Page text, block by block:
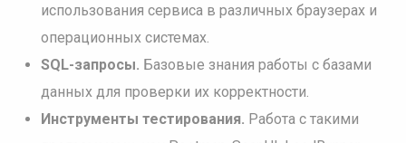
использования сервиса в различных браузерах и
операционных системах.
SQL-запросы. Базовые знания работы с базами
данных для проверки их корректности.
Инструменты тестирования. Работа с такими